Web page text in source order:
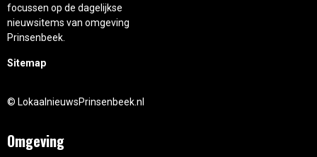
focussen op de dagelijkse
nieuwsitems van omgeving
Prinsenbeek.
Sitemap
© LokaalnieuwsPrinsenbeek.nl
Omgeving